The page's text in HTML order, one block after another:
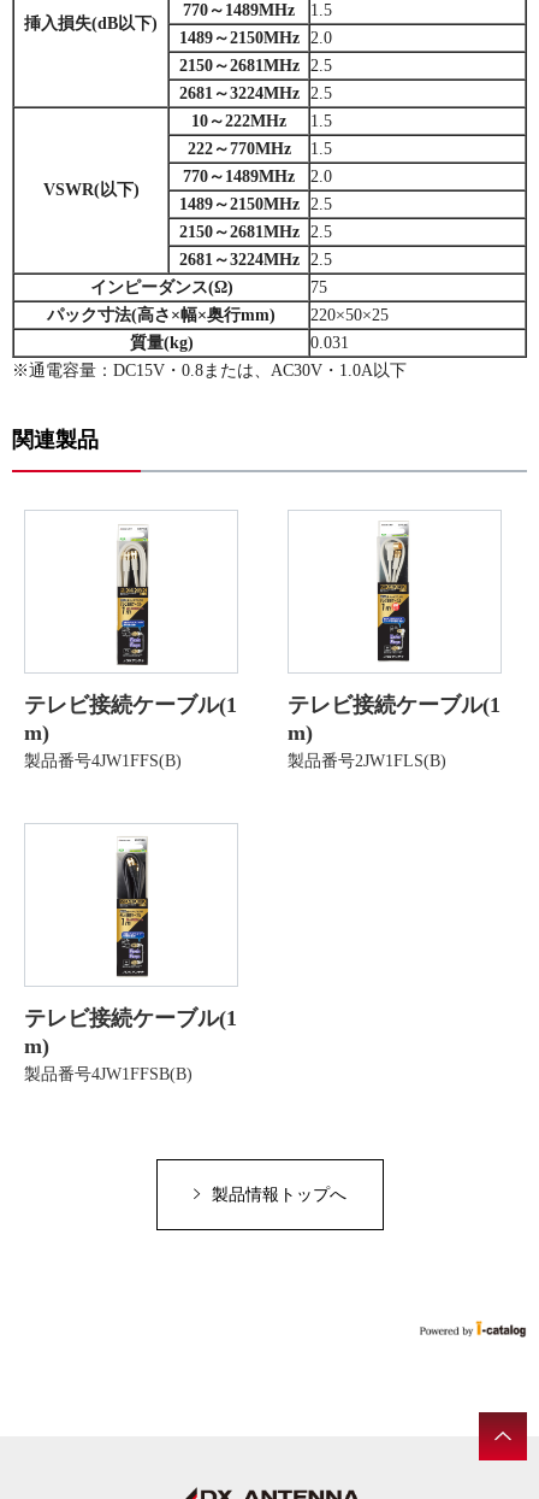
挿入損失(dB以下)
770～1489MHz
1.5
1489～2150MHz
2.0
2150～2681MHz
2.5
2681～3224MHz
2.5
VSWR(以下)
10～222MHz
1.5
222～770MHz
1.5
770～1489MHz
2.0
1489～2150MHz
2.5
2150～2681MHz
2.5
2681～3224MHz
2.5
インピーダンス(Ω)
75
パック寸法(高さ×幅×奥行mm)
220×50×25
質量(kg)
0.031
※通電容量：DC15V・0.8または、AC30V・1.0A以下
関連製品
テレビ接続ケーブル(1
m)
製品番号4JW1FFS(B)
テレビ接続ケーブル(1
m)
製品番号2JW1FLS(B)
テレビ接続ケーブル(1
m)
製品番号4JW1FFSB(B)
製品情報トップへ